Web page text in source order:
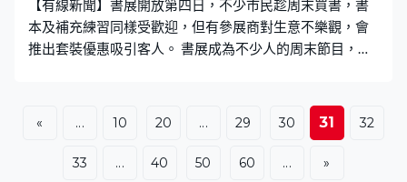
也需要有愛國愛港的堅定立場
【有線新聞】書展開放第四日，不少市民趁周末買書，書
本及補充練習同樣受歡迎，但有參展商對生意不樂觀，會
推出套裝優惠吸引客人。 書展成為不少人的周末節目，展
收穫，當然興奮。Max：「我們都是一群忠實的地鐵支持
者，我每年都會來，我覺得閱讀是一件很重要的事，對我
們來說是娛樂的東西。」陳先生：「哲學書為主，但在找
« ... 10 20 ... 29 30 31 32
33 ... 40 50 60 ... »